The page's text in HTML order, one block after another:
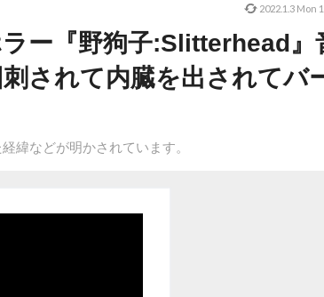
ー『野狗子:Slitterhead』
されて内臓を出されてバ
緯などが明かされています。
2022.1.3 Mon